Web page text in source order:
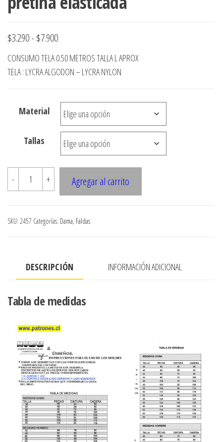
$3.290- $7.900Rango
de
precios:
$3.290
hasta
$7.900
CONSUMO TELA 0.50 METROS TALLA L APROX
TELA : LYCRA ALGODON – LYCRA NYLON
Material
Tallas
-
2457
Falda
con
pretina
+ Agregar al carrito
SKU: 2457 Categorías: Dama, Faldas
DESCRIPCIÓN INFORMACIÓN ADICIONAL
Tabla de medidas